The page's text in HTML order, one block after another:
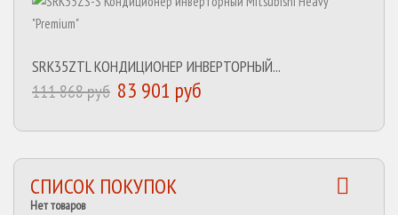
SRK35ZTL КОНДИЦИОНЕР ИНВЕРТОРНЫЙ...
111 868 руб 83 901 руб
СПИСОК ПОКУПОК
Нет товаров